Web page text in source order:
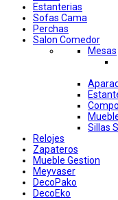
Estanterias
Sofas Cama
Perchas
Salon Comedor
Mesas
Sillas
Relojes
Zapateros
Mueble Gestion
Meyvaser
DecoPako
DecoEko